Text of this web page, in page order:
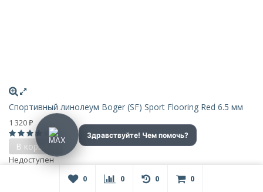
Спортивный линолеум Boger (SF) Sport Flooring Red 6.5 мм
1 320 ₽
0
В корзину
Недоступен
0
0 0 0